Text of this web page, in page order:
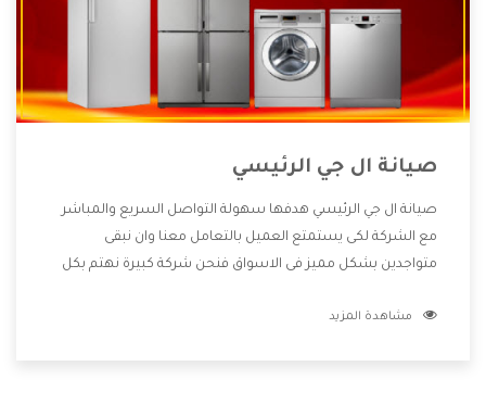
صيانة ال جي الرئيسي
صيانة ال جي الرئيسي هدفها سهولة التواصل السريع والمباشر
مع الشركة لكى يستمتع العميل بالتعامل معنا وان نبقى
متواجدين بشكل مميز فى الاسواق فنحن شركة كبيرة نهتم بكل
الشركة بها والتى تكون منها خدمة الصيانة التى تكون من أهم
مشاهدة المزيد